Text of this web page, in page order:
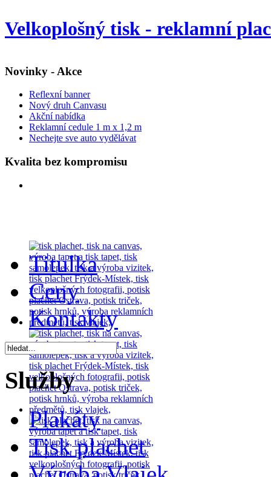
Velkoplošný tisk - reklamní
Novinky - Akce
Reflexní banner
Nový druh Canvasu
Akční nabídka
Reklamní cedule 1 m x 1,2 m
Nechejte sve auto vydělávat
Kvalita bez kompromisu
Titulka
Ceny
Kontakty
Služby
Plakáty
Tisk plachet